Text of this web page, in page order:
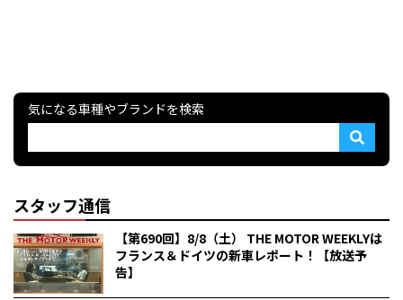
気になる車種やブランドを検索
スタッフ通信
【第690回】8/8（土） THE MOTOR WEEKLYは
フランス＆ドイツの新車レポート！【放送予
告】